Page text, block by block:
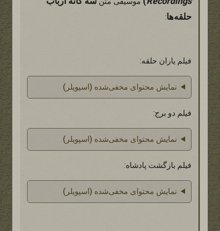
حلقه‌ها:
فیلم یاران حلقه:
نمایش محتوای مخفی‌شده (اسپویلر)
فیلم دو برج:
نمایش محتوای مخفی‌شده (اسپویلر)
فیلم بازگشت پادشاه:
نمایش محتوای مخفی‌شده (اسپویلر)